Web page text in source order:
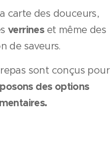
carte des douceurs,
verrineset même des
de saveurs.
sont conçus pour
des options